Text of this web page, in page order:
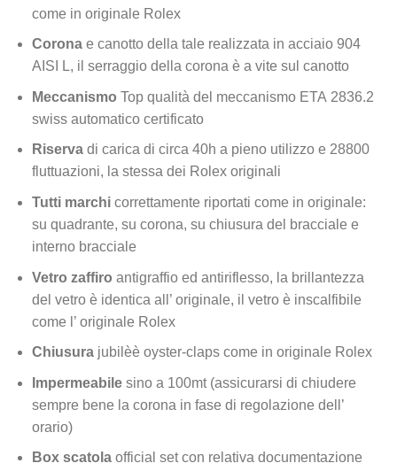
come in originale Rolex
Coronae canotto della tale realizzata in acciaio 904
AISI L, il serraggio della corona è a vite sul canotto
Meccanismo Top qualità del meccanismo ETA 2836.2
swiss automatico certificato
Riservadi carica di circa 40h a pieno utilizzo e 28800
fluttuazioni, la stessa dei Rolex originali
Tutti marchi correttamente riportati come in originale:
su quadrante, su corona, su chiusura del bracciale e
interno bracciale
Vetro zaffiro antigraffio ed antiriflesso, la brillantezza
del vetro è identica all’ originale, il vetro è inscalfibile
come l’ originale Rolex
Chiusurajubilèè oyster-claps come in originale Rolex
Impermeabilesino a 100mt (assicurarsi di chiudere
sempre bene la corona in fase di regolazione dell’
orario)
Box scatolaofficial set con relativa documentazione